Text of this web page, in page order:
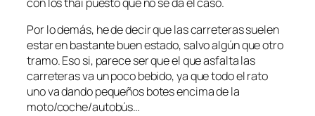
Por lo demás, he de decir que las carreteras suelen
estar en bastante buen estado, salvo algún que otro
tramo. Eso si, parece ser que el que asfalta las
carreteras va un poco bebido, ya que todo el rato
uno va dando pequeños botes encima de la
moto/coche/autobús…